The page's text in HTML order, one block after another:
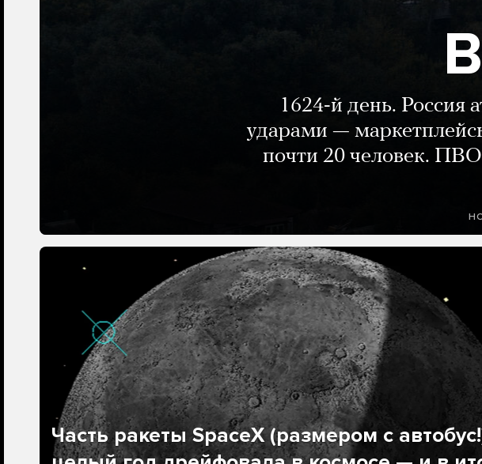
1624-й день. Россия
ударами —
почти 20 человек.
Часть ракеты SpaceX (размером с